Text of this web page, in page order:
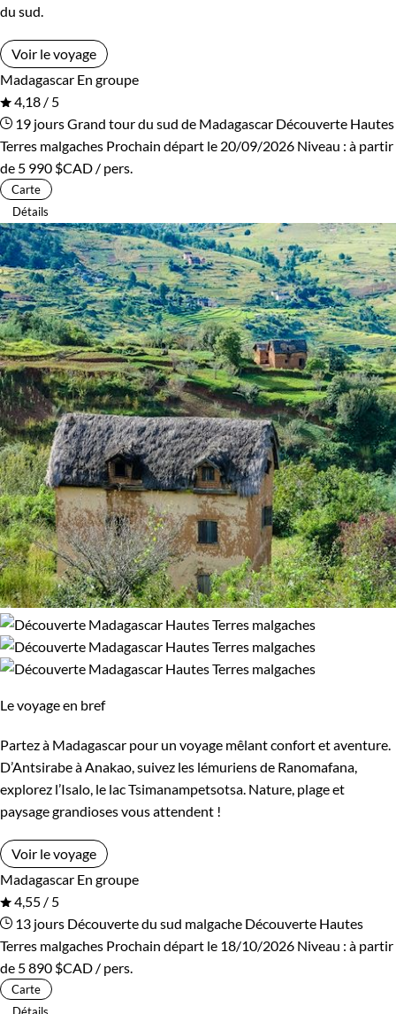
du sud.
Voir le voyage
Madagascar En groupe
4,18 / 5
19 joursGrand tour du sud de Madagascar Découverte Hautes
Terres malgaches Prochain départ le 20/09/2026 Niveau : à partir
de 5 990 $CAD / pers.
Carte
Détails
Le voyage en bref
Partez à Madagascar pour un voyage mêlant confort et aventure.
D’Antsirabe à Anakao, suivez les lémuriens de Ranomafana,
explorez l’Isalo, le lac Tsimanampetsotsa. Nature, plage et
paysage grandioses vous attendent !
Voir le voyage
Madagascar En groupe
4,55 / 5
13 jours Découverte du sud malgache Découverte Hautes
Terres malgaches Prochain départ le 18/10/2026 Niveau : à partir
de 5 890 $CAD / pers.
Carte
Détails